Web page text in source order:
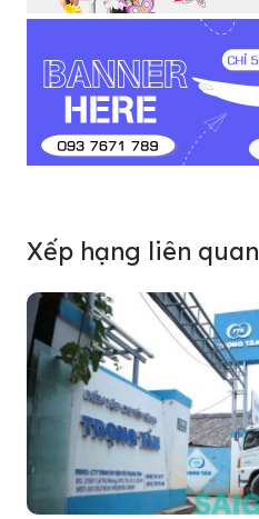
Xếp hạng liên quan